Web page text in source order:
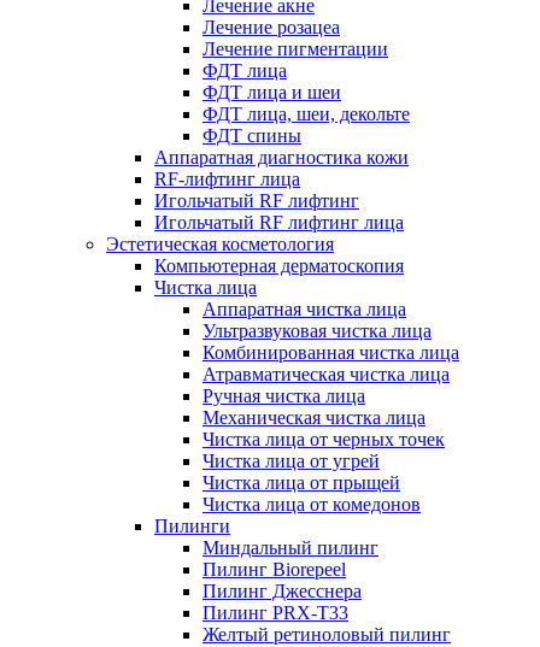
Лечение акне
Лечение розацеа
Лечение пигментации
ФДТ лица
ФДТ лица и шеи
ФДТ лица, шеи, декольте
ФДТ спины
Аппаратная диагностика кожи
RF-лифтинг лица
Игольчатый RF лифтинг
Игольчатый RF лифтинг лица
Эстетическая косметология
Компьютерная дерматоскопия
Чистка лица
Аппаратная чистка лица
Ультразвуковая чистка лица
Комбинированная чистка лица
Атравматическая чистка лица
Ручная чистка лица
Механическая чистка лица
Чистка лица от черных точек
Чистка лица от угрей
Чистка лица от прыщей
Чистка лица от комедонов
Пилинги
Миндальный пилинг
Пилинг Biorepeel
Пилинг Джесснера
Пилинг PRX-T33
Желтый ретиноловый пилинг